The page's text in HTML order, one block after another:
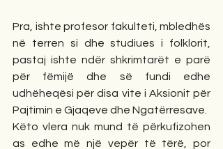
Pra, ishte profesor fakulteti, mbledhës
në terren si dhe studiues i folklorit,
pastaj ishte ndër shkrimtarët e parë
për fëmijë dhe së fundi edhe
udhëheqësi për disa vite i Aksionit për
Pajtimin e Gjaqeve dhe Ngatërresave.
Këto vlera nuk mund të përkufizohen
as edhe më një vepër të tërë, por